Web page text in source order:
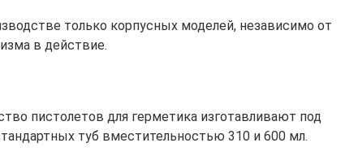
только корпусных моделей, независимо от
в действие.
пистолетов для герметика изготавливают под
туб вместительностью 310 и 600 мл.